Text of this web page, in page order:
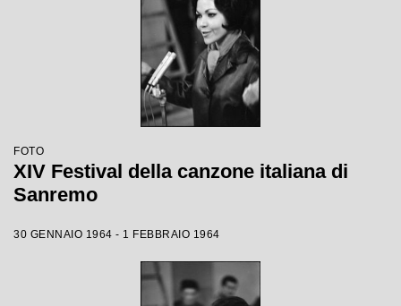
FOTO
XIV Festival della canzone italiana di
Sanremo
30 GENNAIO 1964 - 1 FEBBRAIO 1964